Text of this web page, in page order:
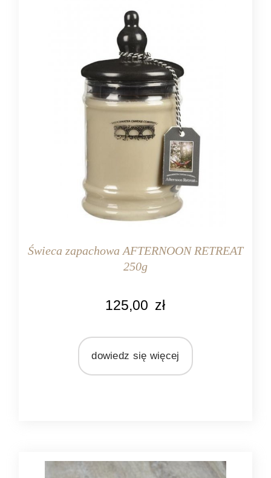
Świeca zapachowa AFTERNOON RETREAT
250g
kawowy
Bridgewater Candle Company
olej sojowy
125,00 zł
dowiedz się więcej